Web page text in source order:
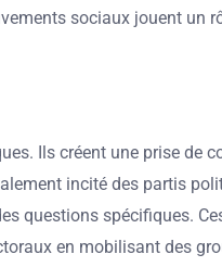
sociaux jouent un
Ils créent une prise de
incité des partis
questions spécifiques.
en mobilisant des